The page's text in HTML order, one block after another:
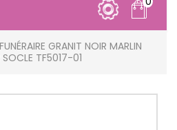
GRANIT NOIR MARLIN
TF5017-01